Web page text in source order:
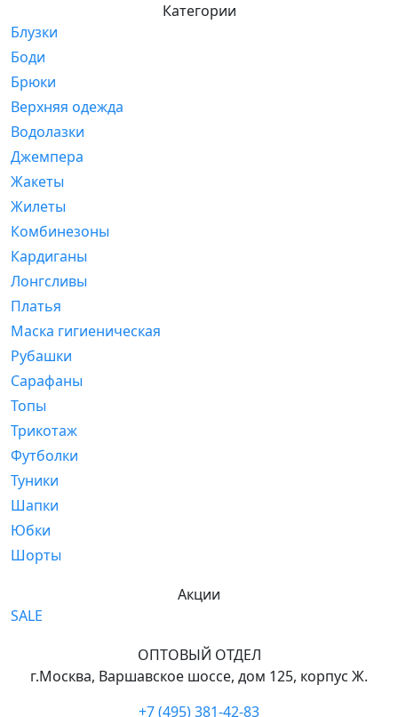
Категории
Блузки
Боди
Брюки
Верхняя одежда
Водолазки
Джемпера
Жакеты
Жилеты
Комбинезоны
Кардиганы
Лонгсливы
Платья
Маска гигиеническая
Рубашки
Сарафаны
Топы
Трикотаж
Футболки
Туники
Шапки
Юбки
Шорты
Акции
SALE
ОПТОВЫЙ ОТДЕЛ
г.Москва, Варшавское шоссе, дом 125, корпус Ж.
+7 (495) 381-42-83